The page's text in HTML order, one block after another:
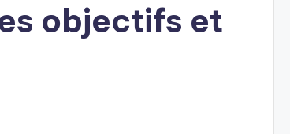
objectifs et